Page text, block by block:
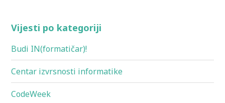
Vijesti po kategoriji
Budi IN(formatičar)!
Centar izvrsnosti informatike
CodeWeek